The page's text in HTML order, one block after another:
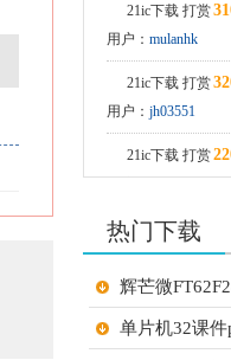
21ic下载 打赏
用户： mulanhk
21ic下载 打赏
用户： jh03551
21ic下载 打赏
21ic下载 打赏
用户：潇潇江南
21ic下载 打赏
用户：小猫做电路
热门下载
辉芒微
单片机32课件